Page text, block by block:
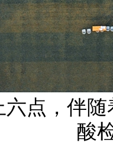
六点，伴
酸